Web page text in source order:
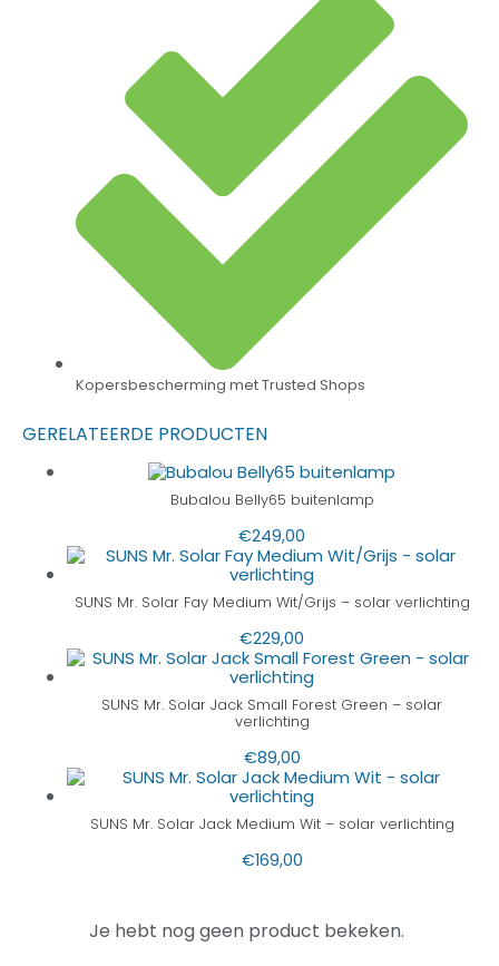
Kopersbescherming met Trusted Shops
GERELATEERDE PRODUCTEN
Bubalou Belly65 buitenlamp
€249,00
SUNS Mr. Solar Fay Medium Wit/Grijs – solar verlichting
€229,00
SUNS Mr. Solar Jack Small Forest Green – solar
verlichting
€89,00
SUNS Mr. Solar Jack Medium Wit – solar verlichting
€169,00
Je hebt nog geen product bekeken.